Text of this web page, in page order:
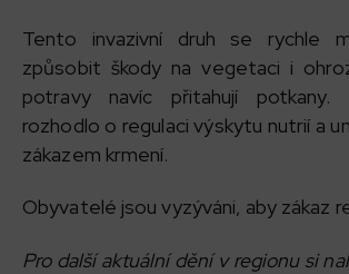
Tento invazivní druh se rychle
způsobit škody na vegetaci i
potravy navíc přitahují
rozhodlo o regulaci výskytu nutrií a
zákazem krmení.
Obyvatelé jsou vyzýváni, aby zákaz
Pro další aktuální dění v regionu si